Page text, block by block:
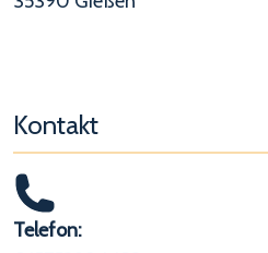
Kontakt
Telefon: